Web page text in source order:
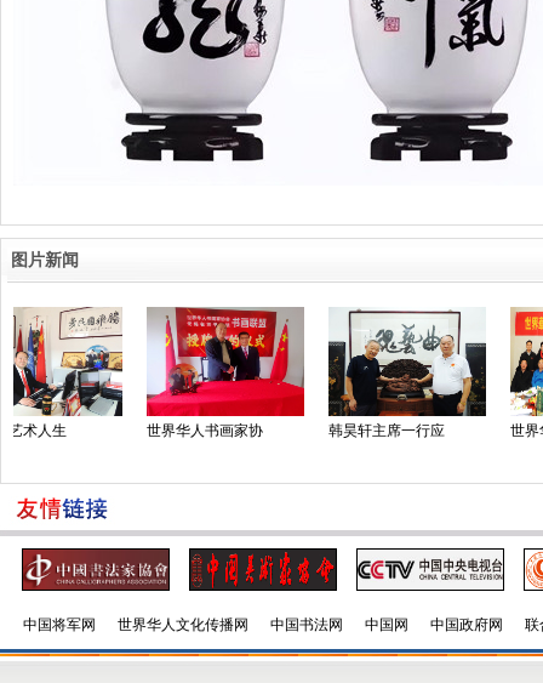
图片新闻
生 世界华人书画家协 韩昊轩主席一行应 世界华人
中国将军网 世界华人文化传播网 中国书法网 中国网 中国政府网 联